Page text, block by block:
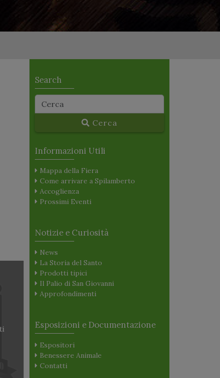
Search
Cerca
Informazioni Utili
Mappa della Fiera
Come arrivare a Spilamberto
Accoglienza
Prossimi Eventi
Notizie e Curiosità
News
La Storia del Santo
Prodotti tipici
Il Palio di San Giovanni
Approfondimenti
Esposizioni e Documentazione
Espositori
Benessere Animale
Contatti